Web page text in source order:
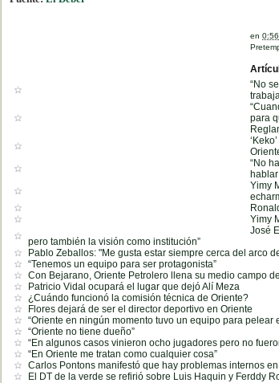
en0:56
“No
para
“No
Yimy
Yimy
José
pero también la visión como institución”
Pablo Zeballos: "Me gusta estar siempre cerca del arco
“Tenemos un equipo para ser protagonista”
Con Bejarano, Oriente Petrolero llena su medio campo
Patricio Vidal ocupará el lugar que dejó Alí Meza
¿Cuándo funcionó la comisión técnica de Oriente?
Flores dejará de ser el director deportivo en Oriente
“Oriente en ningún momento tuvo un equipo para pelear
“Oriente no tiene dueño”
“En algunos casos vinieron ocho jugadores pero no
“En Oriente me tratan como cualquier cosa”
Carlos Pontons manifestó que hay problemas internos
El DT de la verde se refirió sobre Luis Haquin y Ferddy